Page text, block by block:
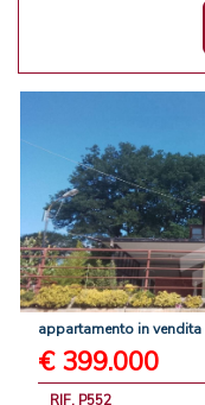
appartamento invendita
€ 399.000
RIF. P552